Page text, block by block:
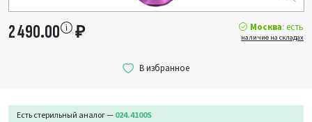
Есть стерильный аналог — 024.4100S
2 490.00 ₽ Москва: есть
наличие на складах